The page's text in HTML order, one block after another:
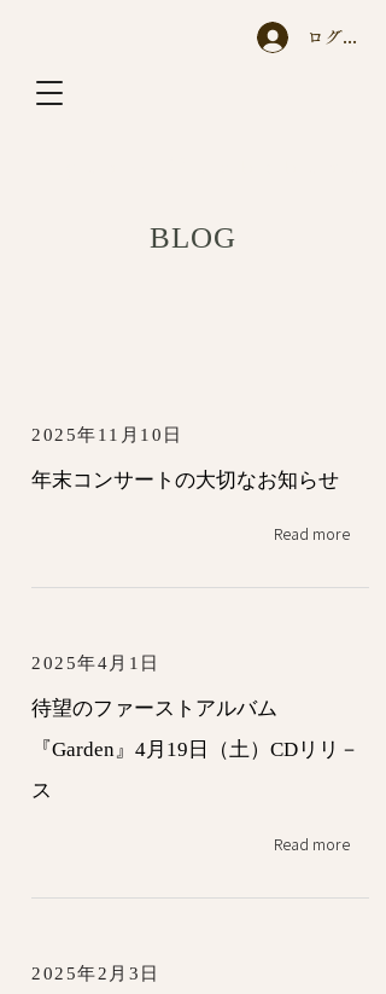
ログイン
BLOG
2025年11月10日
年末コンサートの大切なお知らせ
Read more
2025年4月1日
待望のファーストアルバム
『Garden』4月19日（土）CDリリ－
ス
Read more
2025年2月3日